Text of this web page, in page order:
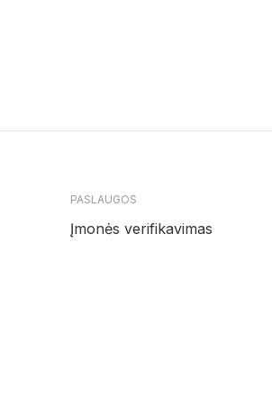
PASLAUGOS
Įmonės verifikavimas